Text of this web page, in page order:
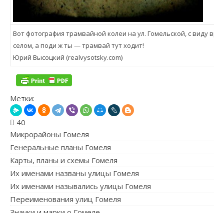
Вот фотография трамвайной колеи на ул. Гомельской, с виду
селом, а поди ж ты — трамвай тут ходит!
Юрий Высоцкий (realvysotsky.com)
Метки:
40
Микрорайоны Гомеля
Генеральные планы Гомеля
Карты, планы и схемы Гомеля
Их именами названы улицы Гомеля
Их именами назывались улицы Гомеля
Переименования улиц Гомеля